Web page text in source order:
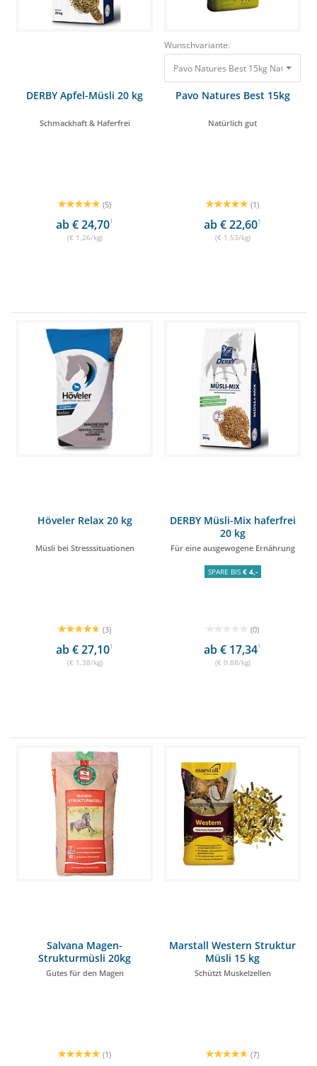
DERBY Apfel-Müsli 20 kg
Schmackhaft & Haferfrei
(5)
ab € 24,701
(€ 1,26/kg)
Wunschvariante:
Pavo Natures Best 15kg Natürlich
Pavo Natures Best 15kg
Natürlich gut
(1)
ab € 22,601
(€ 1,53/kg)
Höveler Relax 20 kg
Müsli bei Stresssituationen
(3)
ab € 27,101
(€ 1,38/kg)
DERBY Müsli-Mix haferfrei
20 kg
Für eine ausgewogene Ernährung
SPARE BIS € 4,-
(0)
ab € 17,341
(€ 0,88/kg)
Salvana Magen-
Strukturmüsli 20kg
Gutes für den Magen
(1)
Marstall Western Struktur
Müsli 15 kg
Schützt Muskelzellen
(7)